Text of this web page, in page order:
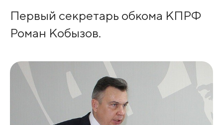
Первый секретарь обкома КПРФ
Роман Кобызов.